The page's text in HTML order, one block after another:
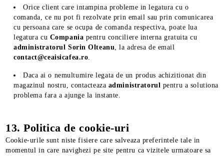
Orice client care intampina probleme in legatura cu o
comanda, ce nu pot fi rezolvate prin email sau prin comunicarea
cu persoana care se ocupa de comanda respectiva, poate lua
legatura cu Compania pentru conciliere interna gratuita cu
administratorul Sorin Olteanu, la adresa de email
contact@ceaisicafea.ro.
Daca ai o nemultumire legata de un produs achizitionat din
magazinul nostru, contacteaza administratorul pentru a solutiona
problema fara a ajunge la instante.
13. Politica de cookie-uri
Cookie-urile sunt niste fisiere care salveaza preferintele tale in
momentul in care navighezi pe site pentru ca vizitele urmatoare sa